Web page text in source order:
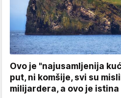
Ovo je "najusamljenija
put, ni komšije, svi su
milijardera, a ovo je istina